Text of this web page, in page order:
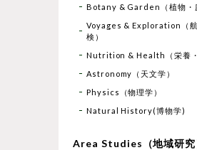
Botany & Garden（植物・
Voyages & Exploration（
検）
Nutrition & Health（栄養・
Astronomy（天文学）
Physics（物理学）
Natural History(博物学)
Area Studies（地域研究